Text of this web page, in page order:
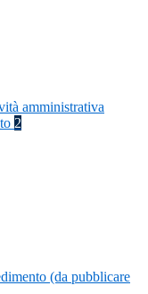
amministrativa
2
(da pubblicare